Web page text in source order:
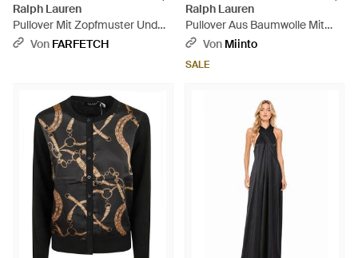
Ralph Lauren
Pullover Mit Zopfmuster Und
Kettenbesatz - Braun
Von FARFETCH
Ralph Lauren
Pullover Aus Baumwolle Mit
Zopfmuster Und
Von Miinto
SALE